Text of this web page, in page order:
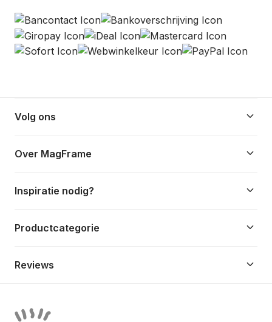
Volg ons keyboard_arrow_down
Over MagFrame keyboard_arrow_down
Inspiratie nodig? keyboard_arrow_down
Productcategorie keyboard_arrow_down
Reviews keyboard_arrow_down